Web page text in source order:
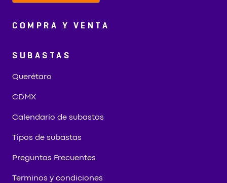
COMPRA Y VENTA
SUBASTAS
Querétaro
CDMX
Calendario de subastas
Tipos de subastas
Preguntas Frecuentes
Terminos y condiciones